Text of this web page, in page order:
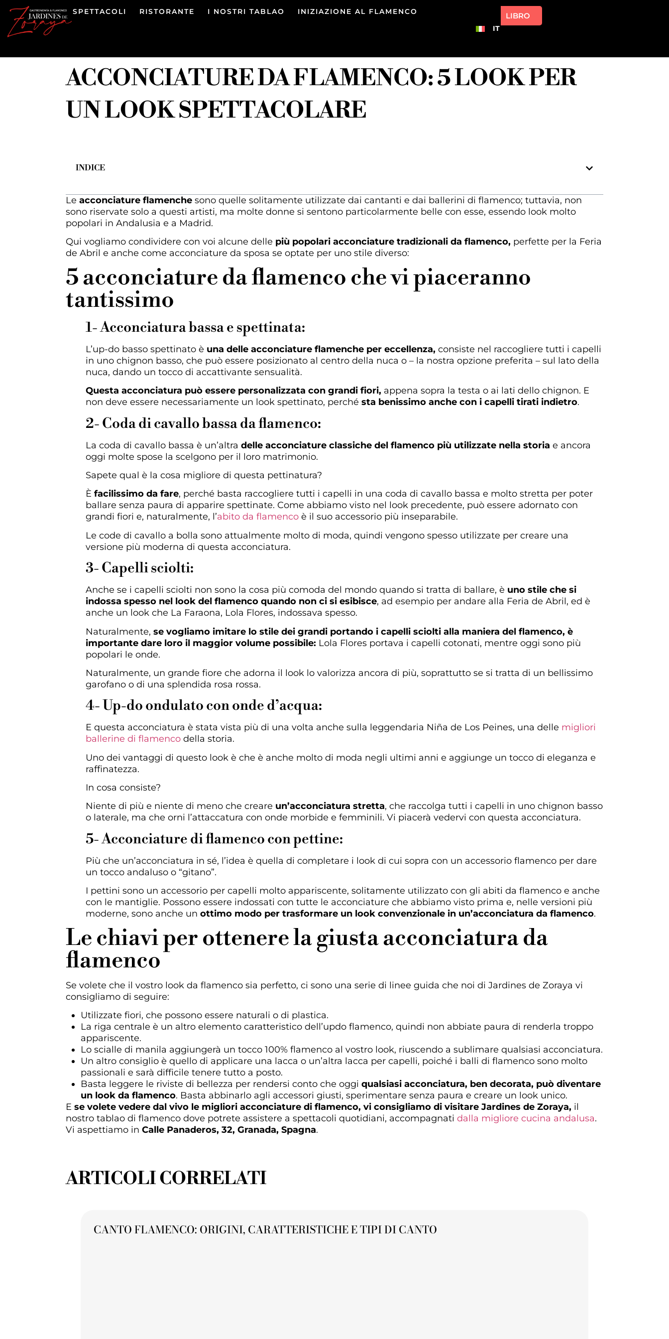
SPETTACOLI RISTORANTE I NOSTRI TABLAO
INIZIAZIONE AL FLAMENCO
IT
LIBRO
ACCONCIATURE DA FLAMENCO: 5 LOOK PER
UN LOOK SPETTACOLARE
INDICE
Le acconciature flamenche sono quelle solitamente utilizzate dai cantanti e dai ballerini di flamenco; tuttavia, non
sono riservate solo a questi artisti, ma molte donne si sentono particolarmente belle con esse, essendo look molto
popolari in Andalusia e a Madrid.
Qui vogliamo condividere con voi alcune delle più popolari acconciature tradizionali da flamenco, perfette per la Feria
de Abril e anche come acconciature da sposa se optate per uno stile diverso:
5 acconciature da flamenco che vi piaceranno
tantissimo
1- Acconciatura bassa e spettinata:
L’up-do basso spettinato è una delle acconciature flamenche per eccellenza, consiste nel raccogliere tutti i capelli
in uno chignon basso, che può essere posizionato al centro della nuca o – la nostra opzione preferita – sul lato della
nuca, dando un tocco di accattivante sensualità.
Questa acconciatura può essere personalizzata con grandi fiori, appena sopra la testa o ai lati dello chignon. E
non deve essere necessariamente un look spettinato, perché sta benissimo anche con i capelli tirati indietro.
2- Coda di cavallo bassa da flamenco:
La coda di cavallo bassa è un’altra delle acconciature classiche del flamenco più utilizzate nella storia e ancora
oggi molte spose la scelgono per il loro matrimonio.
Sapete qual è la cosa migliore di questa pettinatura?
È facilissimo da fare, perché basta raccogliere tutti i capelli in una coda di cavallo bassa e molto stretta per poter
ballare senza paura di apparire spettinate. Come abbiamo visto nel look precedente, può essere adornato con
grandi fiori e, naturalmente, l’abito da flamenco è il suo accessorio più inseparabile.
Le code di cavallo a bolla sono attualmente molto di moda, quindi vengono spesso utilizzate per creare una
versione più moderna di questa acconciatura.
3- Capelli sciolti:
Anche se i capelli sciolti non sono la cosa più comoda del mondo quando si tratta di ballare, è uno stile che si
indossa spesso nel look del flamenco quando non ci si esibisce, ad esempio per andare alla Feria de Abril, ed è
anche un look che La Faraona, Lola Flores, indossava spesso.
Naturalmente, se vogliamo imitare lo stile dei grandi portando i capelli sciolti alla maniera del flamenco, è
importante dare loro il maggior volume possibile: Lola Flores portava i capelli cotonati, mentre oggi sono più
popolari le onde.
Naturalmente, un grande fiore che adorna il look lo valorizza ancora di più, soprattutto se si tratta di un bellissimo
garofano o di una splendida rosa rossa.
4- Up-do ondulato con onde d’acqua:
E questa acconciatura è stata vista più di una volta anche sulla leggendaria Niña de Los Peines, una delle migliori
ballerine di flamenco della storia.
Uno dei vantaggi di questo look è che è anche molto di moda negli ultimi anni e aggiunge un tocco di eleganza e
raffinatezza.
In cosa consiste?
Niente di più e niente di meno che creare un’acconciatura stretta, che raccolga tutti i capelli in uno chignon basso
o laterale, ma che orni l’attaccatura con onde morbide e femminili. Vi piacerà vedervi con questa acconciatura.
5- Acconciature di flamenco con pettine:
Più che un’acconciatura in sé, l’idea è quella di completare i look di cui sopra con un accessorio flamenco per dare
un tocco andaluso o “gitano”.
I pettini sono un accessorio per capelli molto appariscente, solitamente utilizzato con gli abiti da flamenco e anche
con le mantiglie. Possono essere indossati con tutte le acconciature che abbiamo visto prima e, nelle versioni più
moderne, sono anche un ottimo modo per trasformare un look convenzionale in un’acconciatura da flamenco.
Le chiavi per ottenere la giusta acconciatura da
flamenco
Se volete che il vostro look da flamenco sia perfetto, ci sono una serie di linee guida che noi di Jardines de Zoraya vi
consigliamo di seguire:
Utilizzate fiori, che possono essere naturali o di plastica.
La riga centrale è un altro elemento caratteristico dell’updo flamenco, quindi non abbiate paura di renderla troppo
appariscente.
Lo scialle di manila aggiungerà un tocco 100% flamenco al vostro look, riuscendo a sublimare qualsiasi acconciatura.
Un altro consiglio è quello di applicare una lacca o un’altra lacca per capelli, poiché i balli di flamenco sono molto
passionali e sarà difficile tenere tutto a posto.
Basta leggere le riviste di bellezza per rendersi conto che oggi qualsiasi acconciatura, ben decorata, può diventare
un look da flamenco. Basta abbinarlo agli accessori giusti, sperimentare senza paura e creare un look unico.
E se volete vedere dal vivo le migliori acconciature di flamenco, vi consigliamo di visitare Jardines de Zoraya, il
nostro tablao di flamenco dove potrete assistere a spettacoli quotidiani, accompagnati dalla migliore cucina andalusa.
Vi aspettiamo in Calle Panaderos, 32, Granada, Spagna.
ARTICOLI CORRELATI
CANTO FLAMENCO: ORIGINI, CARATTERISTICHE E TIPI DI CANTO